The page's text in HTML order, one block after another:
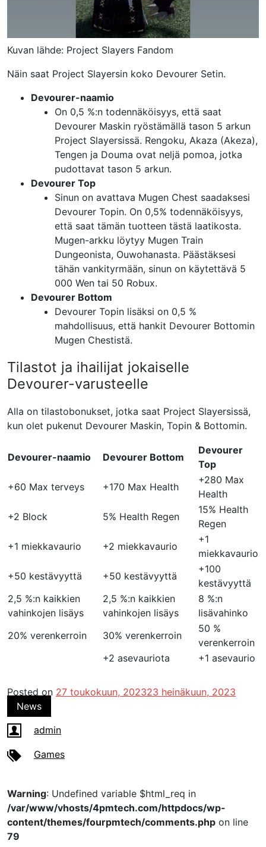
Kuvan lähde: Project Slayers Fandom
Näin saat Project Slayersin koko Devourer Setin.
Devourer-naamio
On 0,5 %:n todennäköisyys, että saat
Devourer Maskin ryöstämällä tason 5 arkun
Project Slayersissä. Rengoku, Akaza (Akeza),
Tengen ja Douma ovat neljä pomoa, jotka
pudottavat tason 5 arkun.
Devourer Top
Sinun on avattava Mugen Chest saadaksesi
Devourer Topin. On 0,5% todennäköisyys,
että saat tämän tuotteen tästä laatikosta.
Mugen-arkku löytyy Mugen Train
Dungeonista, Ouwohanasta. Päästäksesi
tähän vankityrmään, sinun on käytettävä 5
000 Wen tai 50 Robux.
Devourer Bottom
Devourer Topin lisäksi on 0,5 %
mahdollisuus, että hankit Devourer Bottomin
Mugen Chestistä.
Tilastot ja ihailijat jokaiselle
Devourer-varusteelle
Alla on tilastobonukset, jotka saat Project Slayersissä,
kun olet pukenut Devourer Maskin, Topin & Bottomin.
Devourer-naamio Devourer Bottom
Devourer
Top
+60 Max terveys
+170 Max Health
+280 Max
Health
+2 Block
5% Health Regen
15% Health
Regen
+1 miekkavaurio
+2 miekkavaurio
+1
miekkavaurio
+50 kestävyyttä
+50 kestävyyttä
+100
kestävyyttä
2,5 %:n kaikkien
vahinkojen lisäys
2,5 %:n kaikkien
vahinkojen lisäys
8 %:n
lisävahinko
20% verenkerroin
30% verenkerroin
50 %
verenkerroin
+2 asevauriota
+1 asevaurio
Posted on 27 toukokuun, 202323 heinäkuun, 2023
News
admin
Games
Warning: Undefined variable $html_req in
/var/www/vhosts/4pmtech.com/httpdocs/wp-
content/themes/fourpmtech/comments.php on line
79